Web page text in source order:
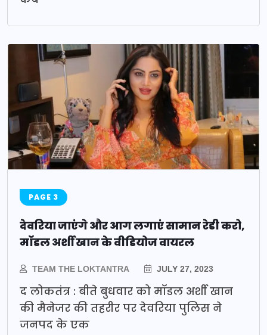
PAGE 3
देवरिया जाएंगे और आग लगाएं सामान रेडी करो,
मॉडल अर्शी खान के वीडियोज वायरल
TEAM THE LOKTANTRA JULY 27, 2023
द लोकतंत्र : बीते बुधवार को मॉडल अर्शी खान
की मैनेजर की तहरीर पर देवरिया पुलिस ने
जनपद के एक